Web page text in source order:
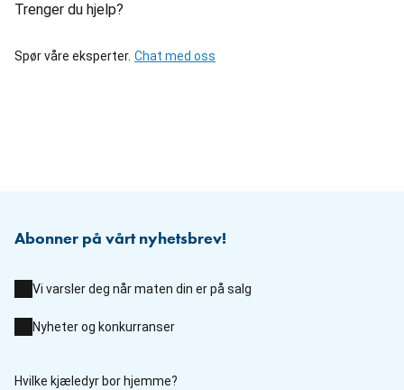
Trenger du hjelp?
Spør våre eksperter. Chat med oss
Abonner på vårt nyhetsbrev!
Vi varsler deg når maten din er på salg
Nyheter og konkurranser
Hvilke kjæledyr bor hjemme?